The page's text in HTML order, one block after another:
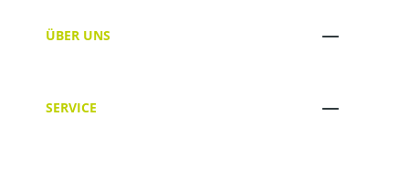
ÜBER UNS
SERVICE